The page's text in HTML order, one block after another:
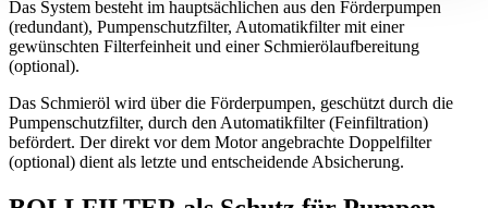
Das System besteht im hauptsächlichen aus den Förderpumpen
(redundant), Pumpenschutzfilter, Automatikfilter mit einer
gewünschten Filterfeinheit und einer Schmierölaufbereitung
(optional).
Das Schmieröl wird über die Förderpumpen, geschützt durch die
Pumpenschutzfilter, durch den Automatikfilter (Feinfiltration)
befördert. Der direkt vor dem Motor angebrachte Doppelfilter
(optional) dient als letzte und entscheidende Absicherung.